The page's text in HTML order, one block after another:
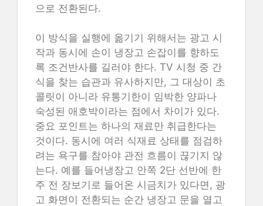
으로 전환된다.
이 방식을 실행에 옮기기 위해서는 광고 시
작과 동시에 손이 냉장고 손잡이를 향하도
록 조건반사를 길러야 한다. TV 시청 중 간
식을 찾는 습관과 유사하지만, 그 대상이 초
콜릿이 아니라 유통기한이 임박한 양파나
숙성된 애호박이라는 점에서 차이가 있다.
중요 포인트는 하나의 재료만 취급한다는
것이다. 동시에 여러 식재료 상태를 점검하
려는 욕구를 참아야 관전 흐름이 끊기지 않
는다. 예를 들어냉장고 안쪽 2단 선반에 한
주 전 장보기로 들어온 시금치가 있다면, 광
고 화면이 전환되는 순간 냉장고 문을 열고